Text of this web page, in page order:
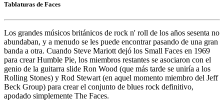
Tablaturas de Faces
Los grandes músicos británicos de rock n' roll de los años sesenta no
abundaban, y a menudo se les puede encontrar pasando de una gran
banda a otra. Cuando Steve Mariott dejó los Small Faces en 1969
para crear Humble Pie, los miembros restantes se asociaron con el
genio de la guitarra slide Ron Wood (que más tarde se uniría a los
Rolling Stones) y Rod Stewart (en aquel momento miembro del Jeff
Beck Group) para crear el conjunto de blues rock definitivo,
apodado simplemente The Faces.